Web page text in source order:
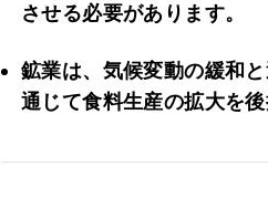
させる必要があります。
鉱業は、気候変動の緩和
通じて食料生産の拡大を